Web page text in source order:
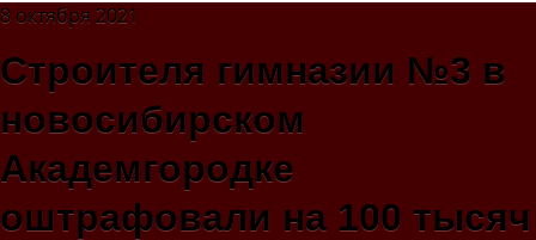
8 октября 2021
Строителя гимназии №3 в
новосибирском
Академгородке
оштрафовали на 100 тысяч